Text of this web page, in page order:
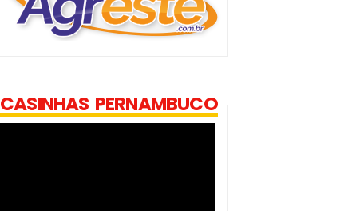
CASINHAS PERNAMBUCO